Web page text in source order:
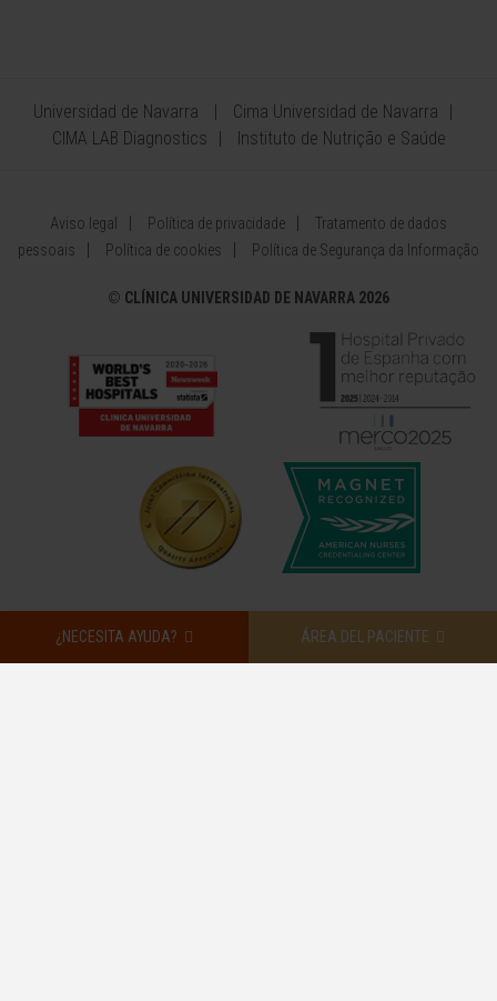
¿NECESITA AYUDA? ÁREA DEL PACIENTE
Universidad de Navarra
Cima Universidad de Navarra
CIMA LAB Diagnostics
Instituto de Nutrição e Saúde
Aviso legal Política de privacidade
Tratamento de dados
pessoais
Política de cookies Política de Segurança da Informação
© CLÍNICA UNIVERSIDAD DE NAVARRA 2026